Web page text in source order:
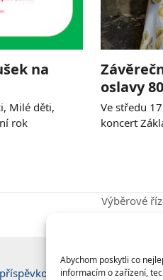
Abychom poskytli co
informacím o zařízení,
na
Milé děti,
rok
oslavy
Ve středu
koncert
next
Výběrové